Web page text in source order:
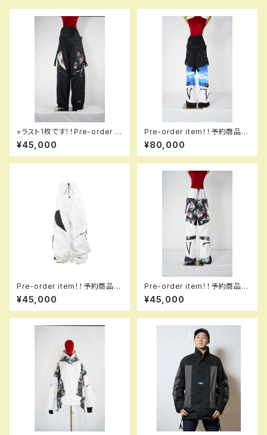
⭐︎ラスト1枚です！！Pre-order it
em！！予約商品です！！MQ075
03 EM2 ＋＋＋ pants EM2 9
98 dflbk2 em！！送料無料（日
¥45,000
Pre-order item！！予約商品で
す！！MQ07501 GALAXXXY p
ants 3L 503 kmbl 3L！！送料
無料（日本国内のみ）サービス中
¥80,000
Pre-order item！！予約商品で
す！！MQ07503 EM2 ＋＋＋ p
ants EM2 001 trapw em！！
送料無料（日本国内のみ）サービ
¥45,000
Pre-order item！！予約商品で
す！！MQ07500 EM GALAXX
XY pants EM 001 dflbk e
m！！送料無料（日本国内のみ）
¥45,000